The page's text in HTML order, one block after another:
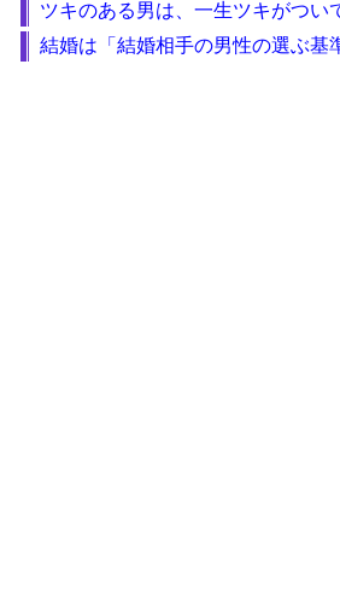
ツキのある男は、一生ツキがつい
結婚は「結婚相手の男性の選ぶ基